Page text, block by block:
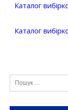
Каталог
Каталог